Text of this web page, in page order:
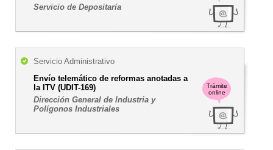
Servicio de Depositaría
Trámite
online
Servicio Administrativo
Envío telemático de reformas anotadas a
la ITV (UDIT-169)
Dirección General de Industria y
Polígonos Industriales